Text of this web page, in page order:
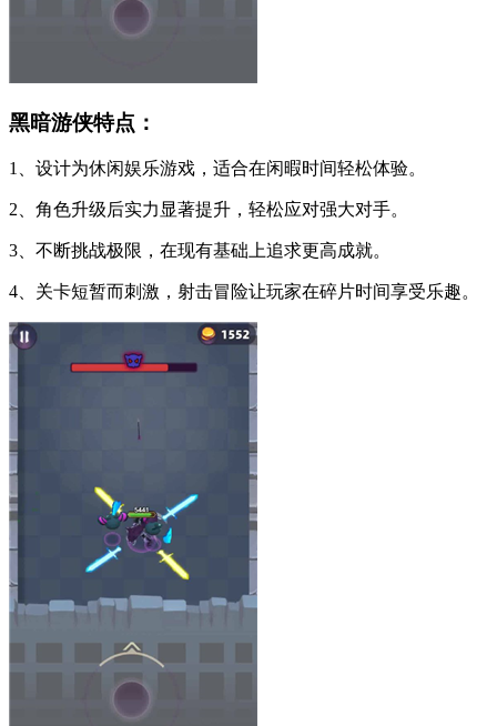
黑暗游侠特点：
1、设计为休闲娱乐游戏，适合在闲暇时间轻松体验。
2、角色升级后实力显著提升，轻松应对强大对手。
3、不断挑战极限，在现有基础上追求更高成就。
4、关卡短暂而刺激，射击冒险让玩家在碎片时间享受乐趣。